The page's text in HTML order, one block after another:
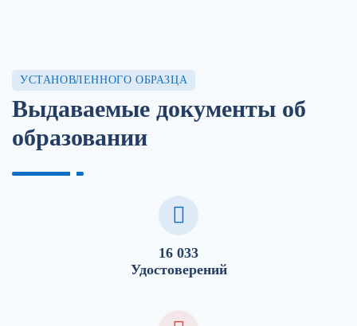
УСТАНОВЛЕННОГО ОБРАЗЦА
Выдаваемые документы об
образовании
16 033
Удостоверений